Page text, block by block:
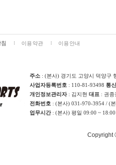
이용약관 이용안내
주소 : (본사) 경기도 고양시 덕양구
사업자등록번호 : 110-81-93498 통
개인정보관리자: 김지현 대표 : 권
전화번호 : (본사) 031-970-3954 / (
업무시간: (본사) 평일 09:00 ~